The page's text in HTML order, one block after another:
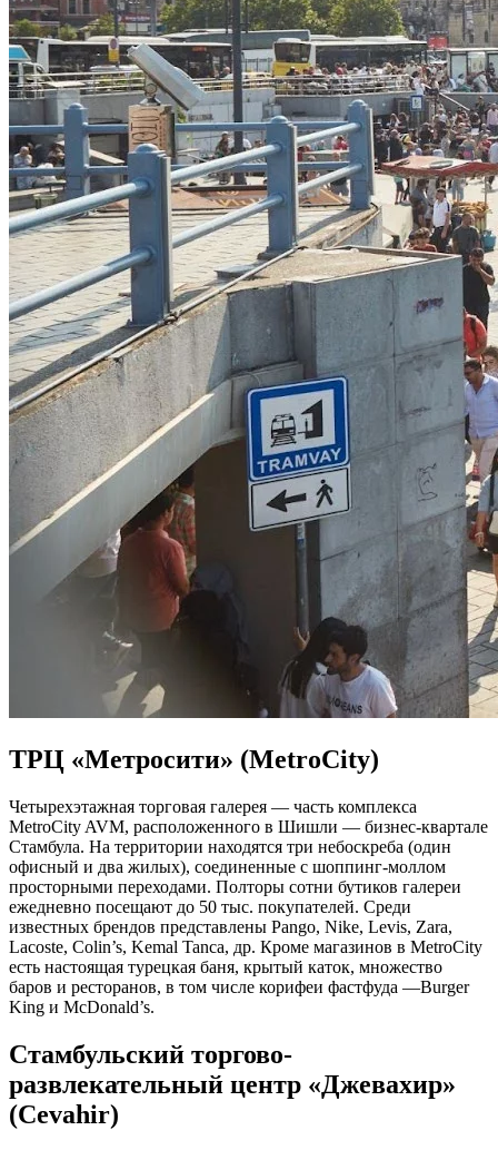
ТРЦ «Метросити» (MetroCity)
Четырехэтажная торговая галерея — часть комплекса
MetroCity AVM, расположенного в Шишли — бизнес-квартале
Стамбула. На территории находятся три небоскреба (один
офисный и два жилых), соединенные с шоппинг-моллом
просторными переходами. Полторы сотни бутиков галереи
ежедневно посещают до 50 тыс. покупателей. Среди
известных брендов представлены Pango, Nike, Levis, Zara,
Lacoste, Colin’s, Kemal Tanca, др. Кроме магазинов в MetroCity
есть настоящая турецкая баня, крытый каток, множество
баров и ресторанов, в том числе корифеи фастфуда —Burger
King и McDonald’s.
Стамбульский торгово-
развлекательный центр «Джевахир»
(Cevahir)